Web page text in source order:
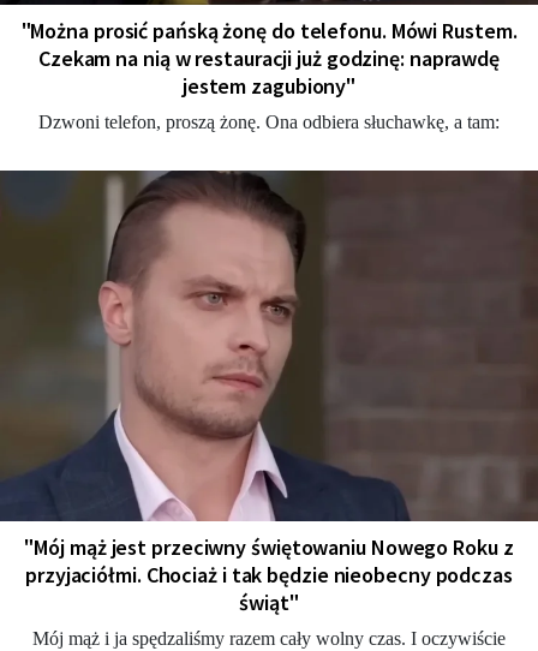
"Można prosić pańską żonę do telefonu. Mówi Rustem.
Czekam na nią w restauracji już godzinę: naprawdę
jestem zagubiony"
Dzwoni telefon, proszą żonę. Ona odbiera słuchawkę, a tam:
"Mój mąż jest przeciwny świętowaniu Nowego Roku z
przyjaciółmi. Chociaż i tak będzie nieobecny podczas
świąt"
Mój mąż i ja spędzaliśmy razem cały wolny czas. I oczywiście